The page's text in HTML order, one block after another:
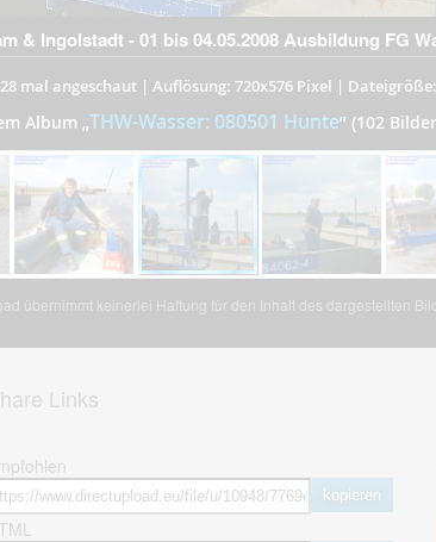
& Ingolstadt - 01 bis 04.05.2008 Ausbildung FG
mal angeschaut | Auflösung: 720x576 Pixel |
Album „THW-Wasser: 080501 Hunte” (102
übernimmt keinerlei Haftung für den Inhalt des dargestellten
Links
kopieren